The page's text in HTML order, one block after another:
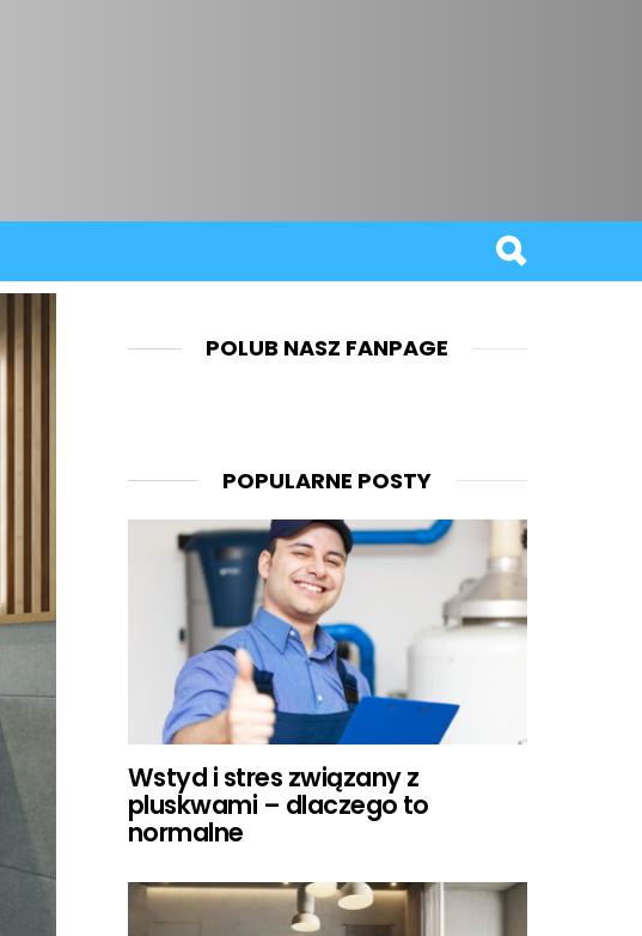
POLUB NASZ FANPAGE
POPULARNE POSTY
Wstyd i stres związany z
pluskwami – dlaczego to
normalne